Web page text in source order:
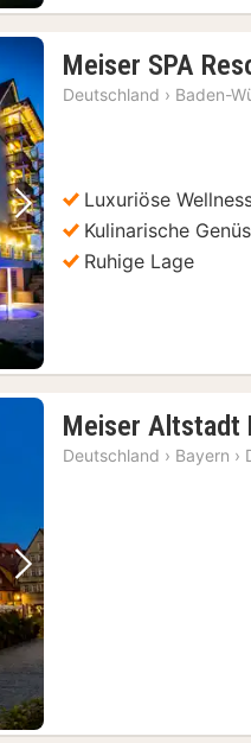
Nächstes Bild
Meiser SPA
Deutschland › Baden-
Luxuriöse
Kulinarische
Ruhige Lage
Nächstes Bild
Meiser Altstadt
Deutschland › Bayern ›